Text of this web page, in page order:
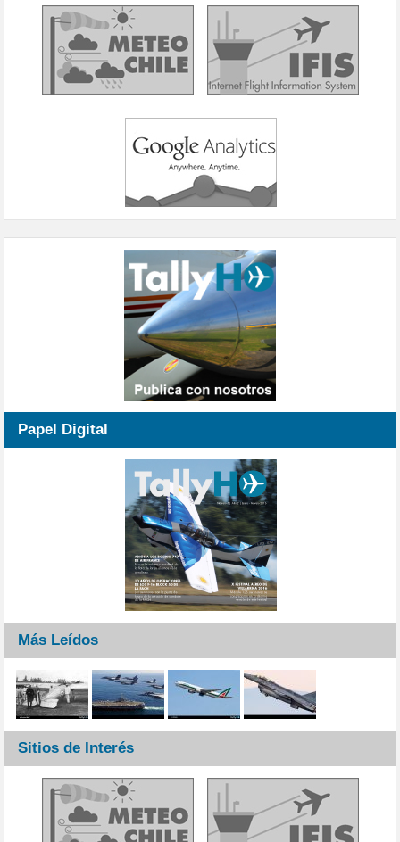
Papel Digital
Más Leídos
Sitios de Interés